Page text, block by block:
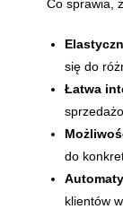
Co sprawia,
się do
Łatwa
do
klientów